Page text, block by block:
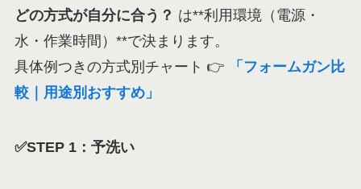
どの方式が自分に合う？ は**利用環境（電源・
水・作業時間）**で決まります。
具体例つきの方式別チャート 👉
「フォームガン比
較｜用途別おすすめ」
✅STEP 1：予洗い